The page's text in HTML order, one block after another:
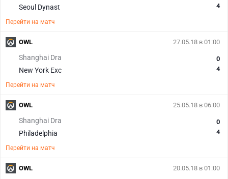
Seoul Dynast
4
Перейти на матч
27.05.18 в 01:00
Shanghai Dra
New York Exc
0
4
Перейти на матч
OWL
25.05.18 в 06:00
Shanghai Dra
Philadelphia
0
4
Перейти на матч
OWL
20.05.18 в 01:00
OWL